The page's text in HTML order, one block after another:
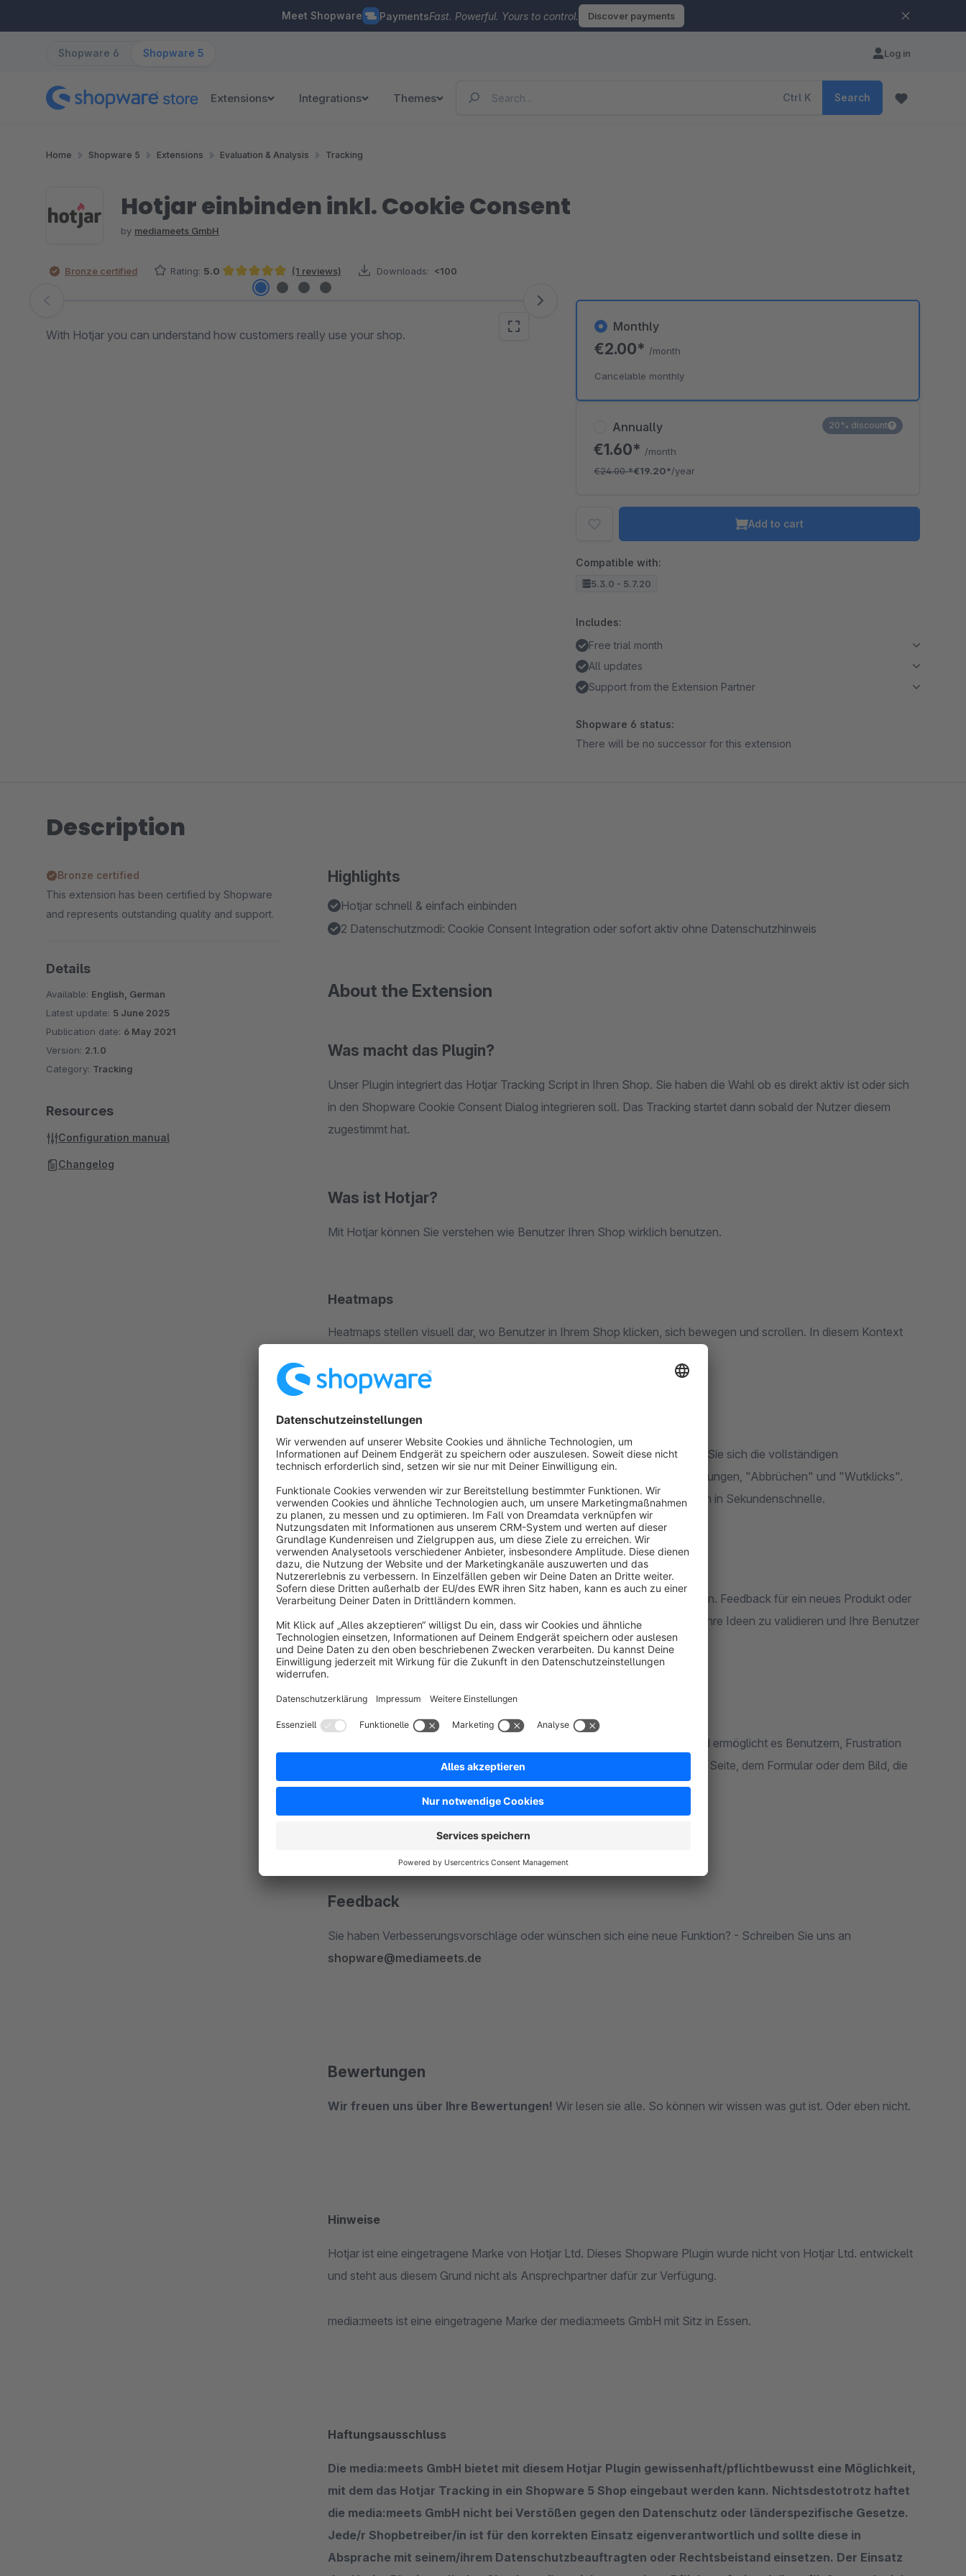
Meet Shopware PaymentsFast. Powerful. Yours to control. Discover payments
Shopware 6 Shopware 5 Log in
Extensions Integrations Themes Ctrl K Search
Home Shopware 5 Extensions Evaluation & Analysis Tracking
Hotjar einbinden inkl. Cookie Consent
by mediameets GmbH
Bronze certified Rating: 5.0
Average rating of 5 out of 5 stars
(1 reviews) Downloads: <100
Skip image gallery
With Hotjar you can understand how customers really use your shop.
Annually
€1.60* /month
€24.00*€19.20*/year
20% discount
Monthly
€2.00* /month
Cancelable monthly
Add to cart
Compatible with:
5.3.0 - 5.7.20
Includes:
Free trial month
All updates
Support from the Extension Partner
Shopware 6 status:
There will be no successor for this extension
Description
Highlights
Hotjar schnell & einfach einbinden
2 Datenschutzmodi: Cookie Consent Integration oder sofort aktiv ohne Datenschutzhinweis
About the Extension
Was macht das Plugin?
Unser Plugin integriert das Hotjar Tracking Script in Ihren Shop. Sie haben die Wahl ob es direkt aktiv ist oder sich
in den Shopware Cookie Consent Dialog integrieren soll. Das Tracking startet dann sobald der Nutzer diesem
zugestimmt hat.
Was ist Hotjar?
Mit Hotjar können Sie verstehen wie Benutzer Ihren Shop wirklich benutzen.
Heatmaps
Heatmaps stellen visuell dar, wo Benutzer in Ihrem Shop klicken, sich bewegen und scrollen. In diesem Kontext
Aufnahmen
Aufnahmen sind Live-Wiedergaben von Benutzern in Ihrem Shop. Sehen Sie sich die vollständigen
Aufzeichnungen jedes Besuchs an, einschließlich der Klicks, Mausbewegungen, "Abbrüchen" und "Wutklicks".
Identifizieren Sie Probleme im Handumdrehen und erkennen Sie Lösungen in Sekundenschnelle.
Umfragen
Umfragen bringen die Stimme des Kunden in Ihre Entscheidungsfindung ein. Feedback für ein neues Produkt oder
eine neue Funktion sammeln? Verwenden Sie eine gezielte Umfrage, um Ihre Ideen zu validieren und Ihre Benutzer
besser zu verstehen.
Incoming Feedback ist eine Echtzeit-Vorschlagsbox auf Ihrer Website und ermöglicht es Benutzern, Frustration
oder Freude über einzelne Teile Ihres Shops auszudrücken, bis hin zu der Seite, dem Formular oder dem Bild, die
sie betrachten.
Feedback
Sie haben Verbesserungsvorschläge oder wünschen sich eine neue Funktion? - Schreiben Sie uns an
shopware@mediameets.de
Bewertungen
Wir freuen uns über Ihre Bewertungen! Wir lesen sie alle. So können wir wissen was gut ist. Oder eben nicht.
Hinweise
Hotjar ist eine eingetragene Marke von Hotjar Ltd. Dieses Shopware Plugin wurde nicht von Hotjar Ltd. entwickelt
und steht aus diesem Grund nicht als Ansprechpartner dafür zur Verfügung.
media:meets ist eine eingetragene Marke der media:meets GmbH mit Sitz in Essen.
Haftungsausschluss
Die media:meets GmbH bietet mit diesem Hotjar Plugin gewissenhaft/pflichtbewusst eine Möglichkeit,
mit dem das Hotjar Tracking in ein Shopware 5 Shop eingebaut werden kann. Nichtsdestotrotz haftet
die media:meets GmbH nicht bei Verstößen gegen den Datenschutz oder länderspezifische Gesetze.
Jede/r Shopbetreiber/in ist für den korrekten Einsatz eigenverantwortlich und sollte diese in
Absprache mit seinem/ihrem Datenschutzbeauftragten oder Rechtsbeistand einsetzen. Der Einsatz
Bronze certified
This extension has been certified by Shopware
and represents outstanding quality and support.
Details
Available: English, German
Latest update: 5 June 2025
Publication date: 6 May 2021
Version: 2.1.0
Category: Tracking
Resources
Configuration manual
Changelog